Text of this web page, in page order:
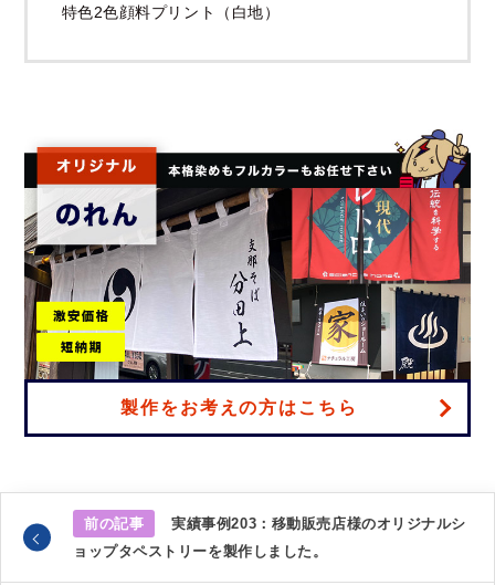
特色2色顔料プリント（白地）
製作をお考えの方はこちら
前の記事
実績事例203：移動販売店様のオリジナルシ
ョップタペストリーを製作しました。